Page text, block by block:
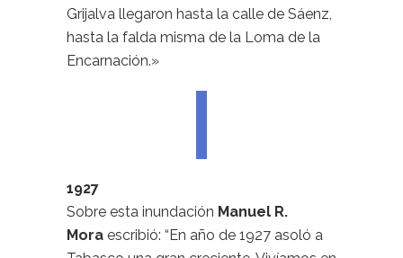
Grijalva llegaron hasta la calle de Sáenz,
hasta la falda misma de la Loma de la
Encarnación.»
1927
Sobre esta inundación Manuel R.
Mora escribió: “En año de 1927 asoló a